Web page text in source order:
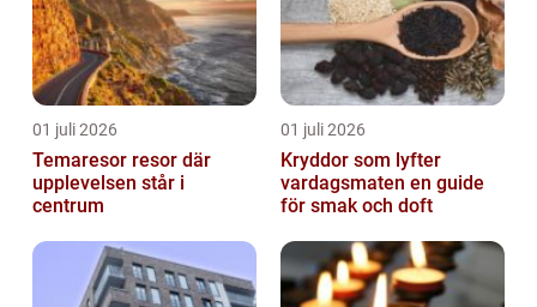
01 juli 2026
Temaresor resor där
upplevelsen står i
centrum
01 juli 2026
Kryddor som lyfter
vardagsmaten en guide
för smak och doft